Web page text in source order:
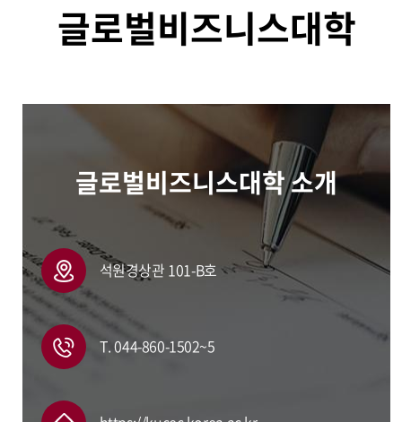
글로벌비즈니스대학
글로벌비즈니스대학 소개
석원경상관 101-B호
T. 044-860-1502~5